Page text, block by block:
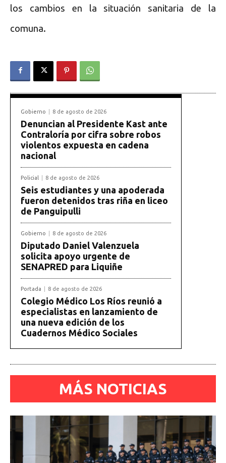
los cambios en la situación sanitaria de la
comuna.
Gobierno 8 de agosto de 2026
Denuncian al Presidente Kast ante
Contraloría por cifra sobre robos
violentos expuesta en cadena
nacional
Policial 8 de agosto de 2026
Seis estudiantes y una apoderada
fueron detenidos tras riña en liceo
de Panguipulli
Gobierno 8 de agosto de 2026
Diputado Daniel Valenzuela
solicita apoyo urgente de
SENAPRED para Liquiñe
Portada 8 de agosto de 2026
Colegio Médico Los Ríos reunió a
especialistas en lanzamiento de
una nueva edición de los
Cuadernos Médico Sociales
MÁS NOTICIAS